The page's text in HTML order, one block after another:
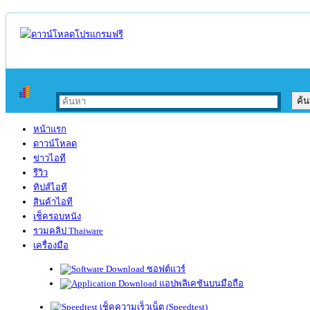
หน้าแรก
ดาวน์โหลด
ข่าวไอที
รีวิว
ทิปส์ไอที
สินค้าไอที
เช็ครอบหนัง
รวมคลิป Thaiware
เครื่องมือ
ซอฟต์แวร์
แอปพลิเคชันบนมือถือ
เช็คความเร็วเน็ต (Speedtest)